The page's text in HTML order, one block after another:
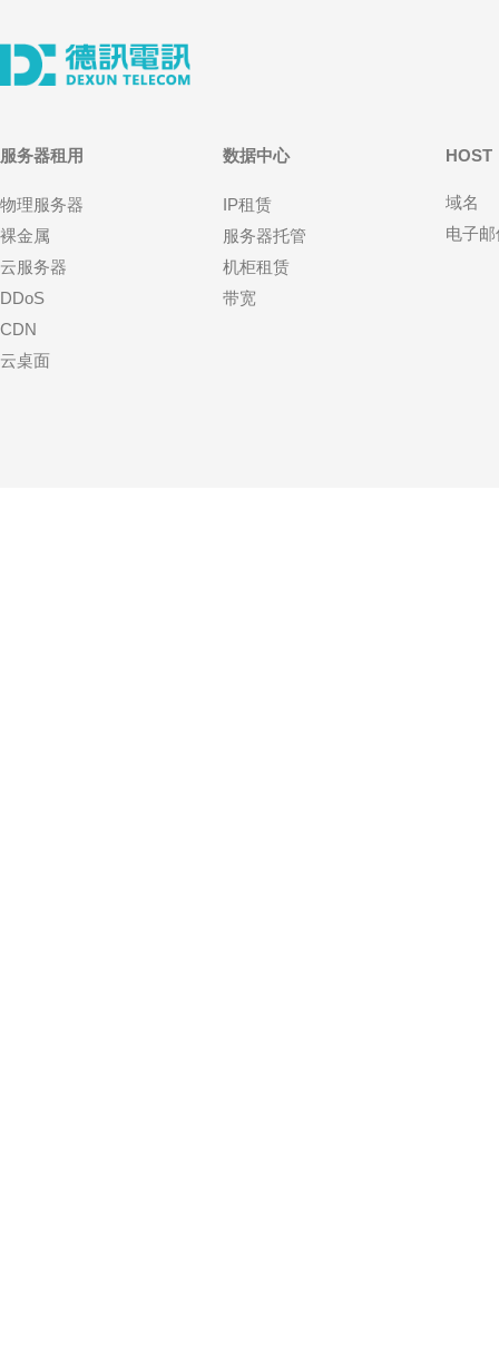
服务器租用
物理服务器
裸金属
云服务器
DDoS
CDN
云桌面
数据中心
IP租赁
服务器托管
机柜租赁
带宽
HOST
域名
电子